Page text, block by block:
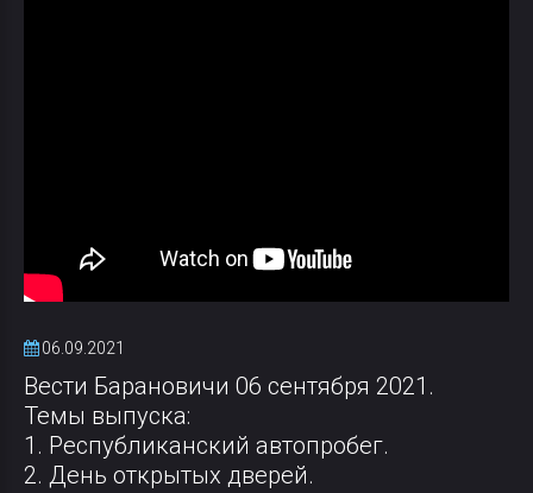
06.09.2021
Вести Барановичи 06 сентября 2021.
Темы выпуска:
1. Республиканский автопробег.
2. День открытых дверей.